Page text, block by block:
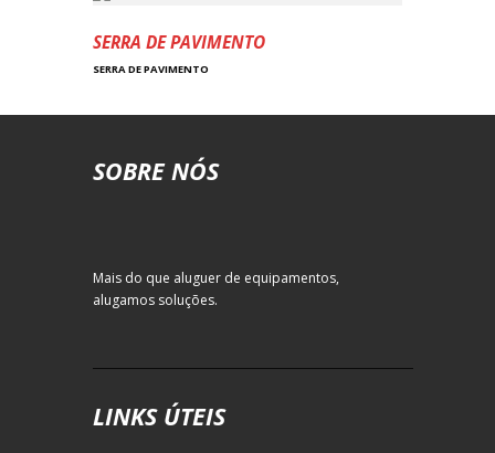
SERRA DE PAVIMENTO
SERRA DE PAVIMENTO
SOBRE NÓS
Mais do que aluguer de equipamentos,
alugamos soluções.
LINKS ÚTEIS